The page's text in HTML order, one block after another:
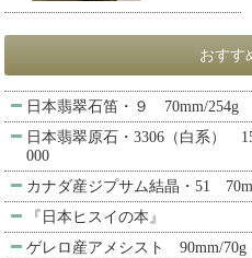
おすす
日本翡翠石笛・９ 70mm/254g
日本翡翠原石・3306（白系）
000
カナダ産ジプサム結晶・51
『日本ヒスイの本』
ゲレロ産アメシスト 90mm/